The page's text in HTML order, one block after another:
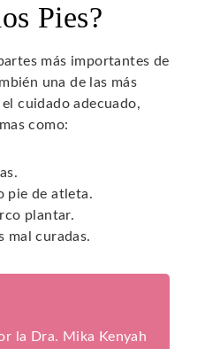
Pies?
más importantes de
una de las más
cuidado adecuado,
como:
pie de atleta.
plantar.
mal curadas.
la Dra. Mika Kenyah